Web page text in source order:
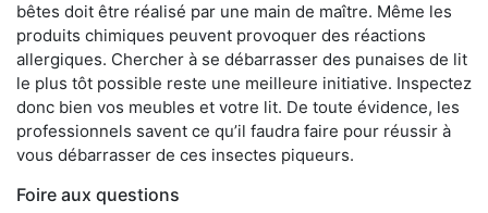
bêtes doit être réalisé par une main de maître. Même les
produits chimiques peuvent provoquer des réactions
allergiques. Chercher à se débarrasser des punaises de lit
le plus tôt possible reste une meilleure initiative. Inspectez
donc bien vos meubles et votre lit. De toute évidence, les
professionnels savent ce qu’il faudra faire pour réussir à
vous débarrasser de ces insectes piqueurs.
Foire aux questions